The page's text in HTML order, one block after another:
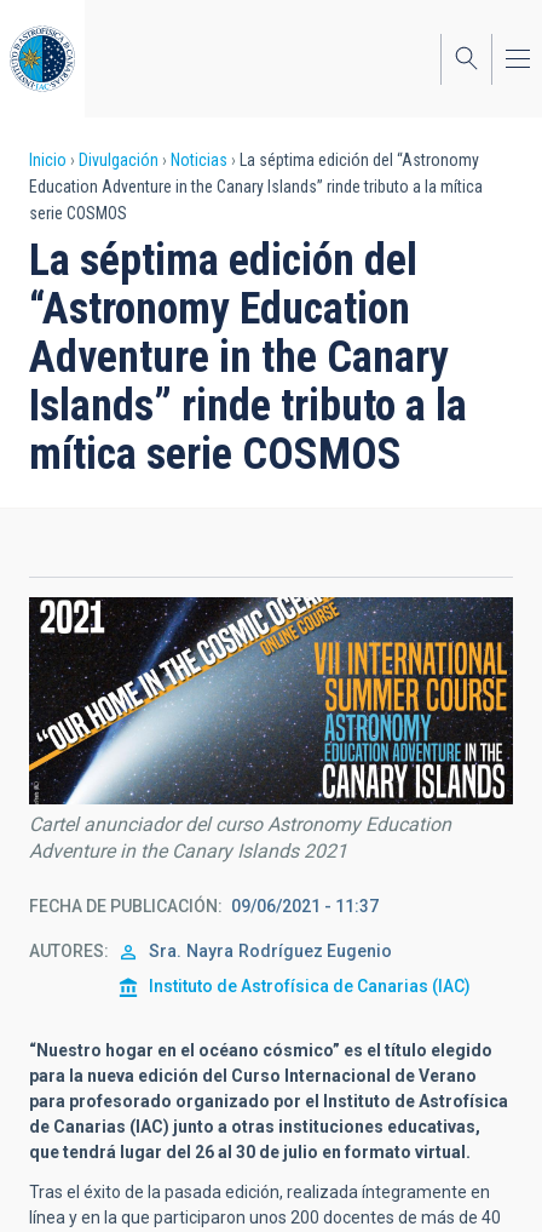
al
contenido
principal
Sobrescribir
enlaces
de
ayuda
a
la
navegación
Inicio Divulgación Noticias
La séptima edición del “Astronomy
Education Adventure in the Canary Islands” rinde tributo a la mítica
serie COSMOS
La séptima edición del
“Astronomy Education
Adventure in the Canary
Islands” rinde tributo a la
mítica serie COSMOS
Cartel anunciador del curso Astronomy Education
Adventure in the Canary Islands 2021
FECHA DE PUBLICACIÓN 09/06/2021 - 11:37
AUTORES Sra. Nayra Rodríguez Eugenio
Instituto de Astrofísica de Canarias (IAC)
“Nuestro hogar en el océano cósmico” es el título elegido
para la nueva edición del Curso Internacional de Verano
para profesorado organizado por el Instituto de Astrofísica
de Canarias (IAC) junto a otras instituciones educativas,
que tendrá lugar del 26 al 30 de julio en formato virtual.
Tras el éxito de la pasada edición, realizada íntegramente en
línea y en la que participaron unos 200 docentes de más de 40